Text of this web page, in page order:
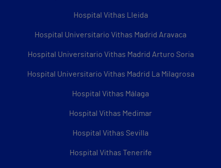
Hospital Vithas Lleida
Hospital Universitario Vithas Madrid Aravaca
Hospital Universitario Vithas Madrid Arturo Soria
Hospital Universitario Vithas Madrid La Milagrosa
Hospital Vithas Málaga
Hospital Vithas Medimar
Hospital Vithas Sevilla
Hospital Vithas Tenerife